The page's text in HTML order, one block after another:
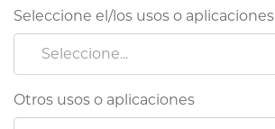
Seleccione el/los usos o aplicaciones
Seleccione...
Otros usos o aplicaciones